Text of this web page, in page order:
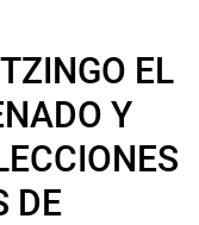
EL
Y
DE